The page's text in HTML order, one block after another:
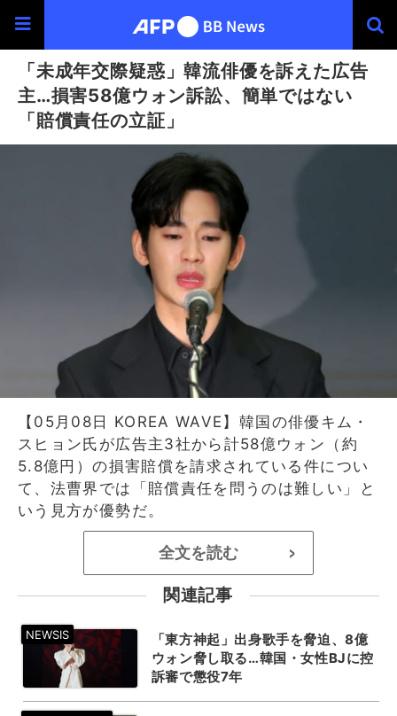
「未成年交際疑惑」韓流俳優を訴えた広告
主…損害58億ウォン訴訟、簡単ではない
「賠償責任の立証」
【05月08日 KOREA WAVE】韓国の俳優キム・
スヒョン氏が広告主3社から計58億ウォン（約
5.8億円）の損害賠償を請求されている件につい
て、法曹界では「賠償責任を問うのは難しい」と
いう見方が優勢だ。
全文を読む >
関連記事
「東方神起」出身歌手を脅迫、8億
ウォン脅し取る…韓国・女性BJに控
訴審で懲役7年